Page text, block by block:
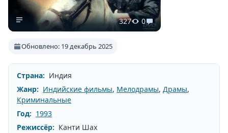
327 0
Обновлено: 19 декабрь 2025
Страна: Индия
Жанр: Индийские фильмы, Мелодрамы, Драмы,
Криминальные
Год: 1993
Режиссёр: Канти Шах